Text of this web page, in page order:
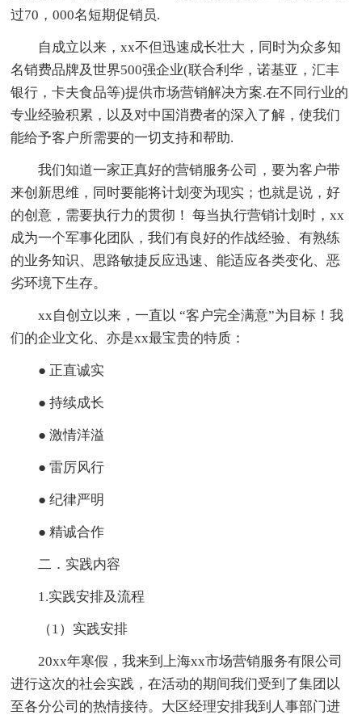
过70，000名短期促销员.
自成立以来，xx不但迅速成长壮大，同时为众多知
名销费品牌及世界500强企业(联合利华，诺基亚，汇丰
银行，卡夫食品等)提供市场营销解决方案.在不同行业的
专业经验积累，以及对中国消费者的深入了解，使我们
能给予客户所需要的一切支持和帮助.
我们知道一家正真好的营销服务公司，要为客户带
来创新思维，同时要能将计划变为现实；也就是说，好
的创意，需要执行力的贯彻！ 每当执行营销计划时，xx
成为一个军事化团队，我们有良好的作战经验、有熟练
的业务知识、思路敏捷反应迅速、能适应各类变化、恶
劣环境下生存。
xx自创立以来，一直以 “客户完全满意”为目标！我
们的企业文化、亦是xx最宝贵的特质：
● 正直诚实
● 持续成长
● 激情洋溢
● 雷厉风行
● 纪律严明
● 精诚合作
二．实践内容
1.实践安排及流程
（1）实践安排
20xx年寒假，我来到上海xx市场营销服务有限公司
进行这次的社会实践，在活动的期间我们受到了集团以
至各分公司的热情接待。大区经理安排我到人事部门进